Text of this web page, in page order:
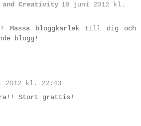
and Creativity 18 juni 2012 kl.
Massa bloggkärlek till dig och
blogg!
2012 kl. 22:43
Stort grattis!